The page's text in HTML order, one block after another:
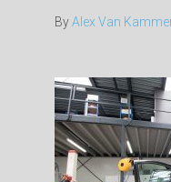
ByAlex Van